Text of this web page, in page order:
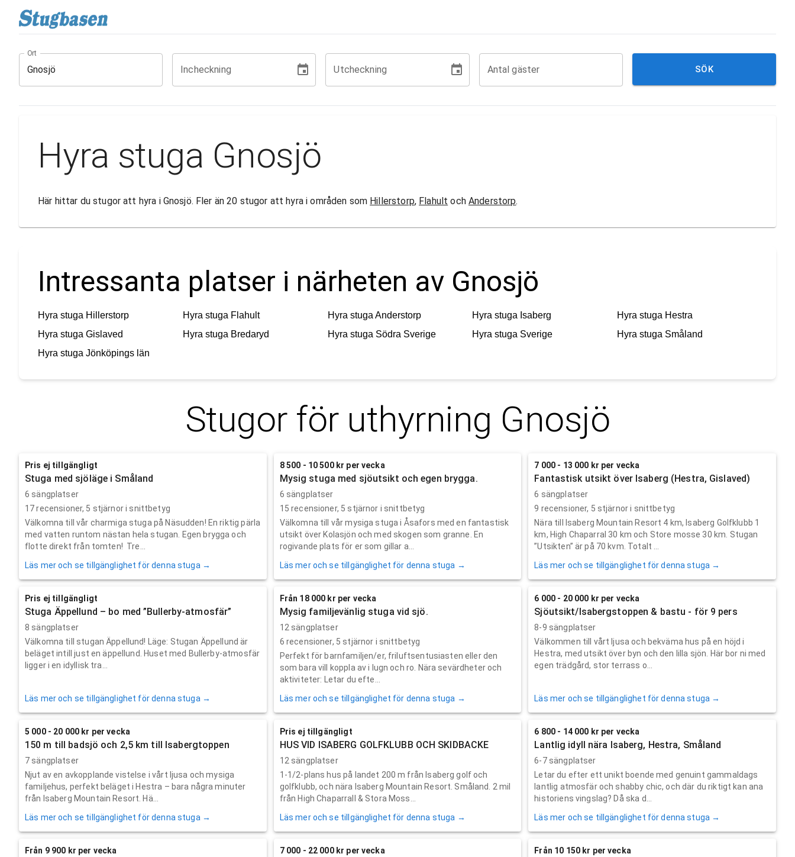
Ort
Incheckning Utcheckning Antal gäster SÖK
Hyra stuga Gnosjö
Här hittar du stugor att hyra i Gnosjö. Fler än 20 stugor att hyra i områden som Hillerstorp, Flahult och Anderstorp.
Intressanta platser i närheten av Gnosjö
Hyra stuga Hillerstorp Hyra stuga Flahult Hyra stuga Anderstorp Hyra stuga Isaberg Hyra stuga Hestra
Hyra stuga Gislaved Hyra stuga Bredaryd Hyra stuga Södra Sverige Hyra stuga Sverige Hyra stuga Småland
Hyra stuga Jönköpings län
Stugor för uthyrning Gnosjö
Pris ej tillgängligt
Stuga med sjöläge i Småland
6 sängplatser
17recensioner, 5 stjärnor i snittbetyg
Välkomna till vår charmiga stuga på Näsudden! En riktig pärla
med vatten runtom nästan hela stugan. Egen brygga och
flotte direkt från tomten! Tre...
Läs mer och se tillgänglighet för denna stuga →
8 500 - 10 500 kr per vecka
Mysig stuga med sjöutsikt och egen brygga.
6 sängplatser
15 recensioner, 5 stjärnor i snittbetyg
Välkomna till vår mysiga stuga i Åsafors med en fantastisk
utsikt över Kolasjön och med skogen som granne. En
rogivande plats för er som gillar a...
Läs mer och se tillgänglighet för denna stuga →
7 000 - 13 000 kr per vecka
Fantastisk utsikt över Isaberg (Hestra, Gislaved)
6 sängplatser
9 recensioner, 5 stjärnor i snittbetyg
Nära till Isaberg Mountain Resort 4 km, Isaberg Golfklubb 1
km, High Chaparral 30 km och Store mosse 30 km. Stugan
”Utsikten” är på 70 kvm. Totalt ...
Läs mer och se tillgänglighet för denna stuga →
Pris ej tillgängligt
Stuga Äppellund – bo med ”Bullerby-atmosfär”
8 sängplatser
Välkomna till stugan Äppellund! Läge: Stugan Äppellund är
beläget intill just en äppellund. Huset med Bullerby-atmosfär
ligger i en idyllisk tra...
Läs mer och se tillgänglighet för denna stuga →
Från 18 000 kr per vecka
Mysig familjevänlig stuga vid sjö.
12 sängplatser
6 recensioner, 5 stjärnor i snittbetyg
Perfekt för barnfamiljen/er, friluftsentusiasten eller den
som bara vill koppla av i lugn och ro. Nära sevärdheter och
aktiviteter: Letar du efte...
Läs mer och se tillgänglighet för denna stuga →
6 000 - 20 000 kr per vecka
Sjöutsikt/Isabergstoppen & bastu - för 9 pers
8-9 sängplatser
Välkommen till vårt ljusa och bekväma hus på en höjd i
Hestra, med utsikt över byn och den lilla sjön. Här bor ni med
egen trädgård, stor terrass o...
Läs mer och se tillgänglighet för denna stuga →
5 000 - 20 000 kr per vecka
150 m till badsjö och 2,5 km till Isabergtoppen
7 sängplatser
Njut av en avkopplande vistelse i vårt ljusa och mysiga
familjehus, perfekt beläget i Hestra – bara några minuter
från Isaberg Mountain Resort. Hä...
Läs mer och se tillgänglighet för denna stuga →
Pris ej tillgängligt
HUS VID ISABERG GOLFKLUBB OCH SKIDBACKE
12 sängplatser
1-1/2-plans hus på landet 200 m från Isaberg golf och
golfklubb, och nära Isaberg Mountain Resort. Småland. 2 mil
från High Chaparrall & Stora Moss...
Läs mer och se tillgänglighet för denna stuga →
6 800 - 14 000 kr per vecka
Lantlig idyll nära Isaberg, Hestra, Småland
6-7 sängplatser
Letar du efter ett unikt boende med genuint gammaldags
lantlig atmosfär och shabby chic, och där du riktigt kan ana
historiens vingslag? Då ska d...
Läs mer och se tillgänglighet för denna stuga →
Från 9 900 kr per vecka 7 000 - 22 000 kr per vecka Från 10 150 kr per vecka